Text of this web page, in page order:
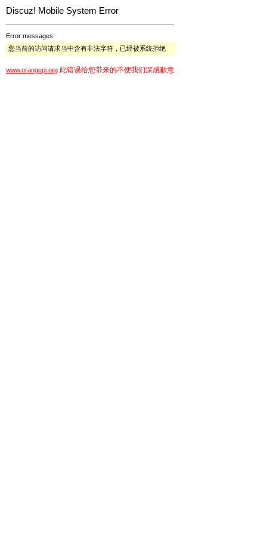
Discuz! Mobile System Error
Error messages:
您当前的访问请求当中含有非法字符，已经被系统拒绝
www.orangepi.org 此错误给您带来的不便我们深感歉意